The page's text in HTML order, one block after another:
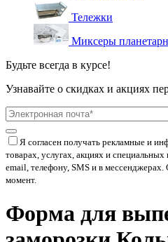
Тележки
Миксеры
Будьте всегда в курсе!
Узнавайте о скидках и акциях
Я согласен получать рекламные и
товарах, услугах, акциях и
email, телефону, SMS и в
момент.
Форма для